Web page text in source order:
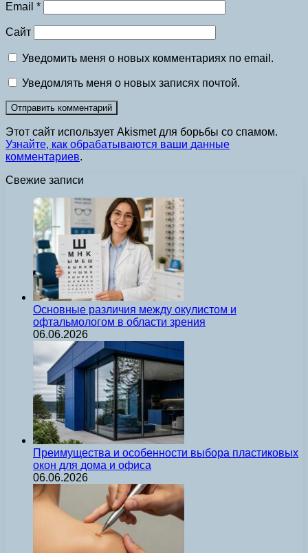
Email *
Сайт
Уведомить меня о новых комментариях по email.
Уведомлять меня о новых записях почтой.
Этот сайт использует Akismet для борьбы со спамом.
Узнайте, как обрабатываются ваши данные
комментариев.
Свежие записи
Основные различия между окулистом и
офтальмологом в области зрения
06.06.2026
Преимущества и особенности выбора пластиковых
окон для дома и офиса
06.06.2026